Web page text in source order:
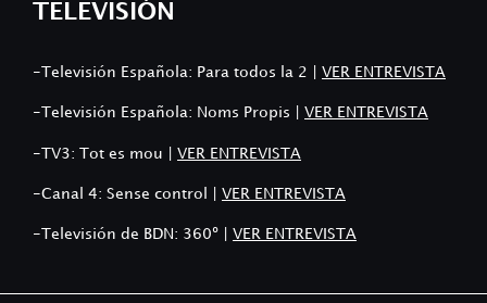
TELEVISIÓN
-Televisión Española: Para todos la 2 | VER ENTREVISTA
-Televisión Española: Noms Propis | VER ENTREVISTA
-TV3: Tot es mou | VER ENTREVISTA
-Canal 4: Sense control | VER ENTREVISTA
-Televisión de BDN: 360º | VER ENTREVISTA